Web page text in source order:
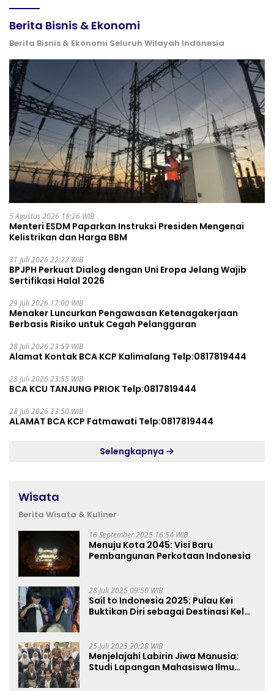
Berita Bisnis & Ekonomi
Berita Bisnis & Ekonomi Seluruh Wilayah Indonesia
5 Agustus 2026 18:26 WIB
Menteri ESDM Paparkan Instruksi Presiden Mengenai
Kelistrikan dan Harga BBM
31 Juli 2026 22:22 WIB
BPJPH Perkuat Dialog dengan Uni Eropa Jelang Wajib
Sertifikasi Halal 2026
29 Juli 2026 17:00 WIB
Menaker Luncurkan Pengawasan Ketenagakerjaan
Berbasis Risiko untuk Cegah Pelanggaran
28 Juli 2026 23:59 WIB
Alamat Kontak BCA KCP Kalimalang Telp:0817819444
28 Juli 2026 23:55 WIB
BCA KCU TANJUNG PRIOK Telp:0817819444
28 Juli 2026 23:50 WIB
ALAMAT BCA KCP Fatmawati Telp:0817819444
Selengkapnya
Wisata
Berita Wisata & Kuliner
16 September 2025 16:54 WIB
Menuju Kota 2045: Visi Baru
Pembangunan Perkotaan Indonesia
28 Juli 2025 09:50 WIB
Sail to Indonesia 2025: Pulau Kei
Buktikan Diri sebagai Destinasi Kelas
25 Juli 2025 20:28 WIB
Menjelajahi Labirin Jiwa Manusia:
Studi Lapangan Mahasiswa Ilmu